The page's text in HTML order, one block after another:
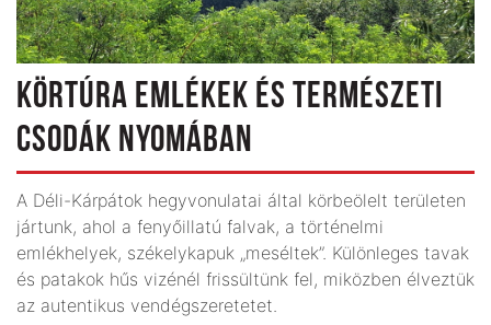
KÖRTÚRA EMLÉKEK ÉS TERMÉSZETI
CSODÁK NYOMÁBAN
A Déli-Kárpátok hegyvonulatai által körbeölelt területen
jártunk, ahol a fenyőillatú falvak, a történelmi
emlékhelyek, székelykapuk „meséltek”. Különleges tavak
és patakok hűs vizénél frissültünk fel, miközben élveztük
az autentikus vendégszeretetet.